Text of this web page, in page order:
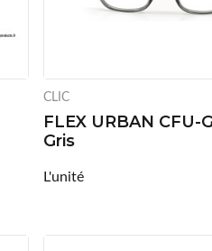
CLIC
FLEX URBAN CFU-
Gris
L'unité